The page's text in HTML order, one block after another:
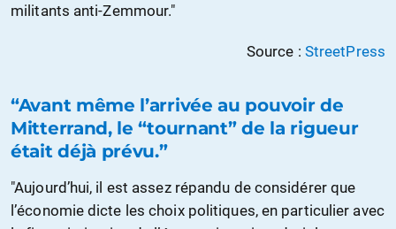
militants anti-Zemmour."
Source : StreetPress
“Avant même l’arrivée au pouvoir de
Mitterrand, le “tournant” de la rigueur
était déjà prévu.”
"Aujourd’hui, il est assez répandu de considérer que
l’économie dicte les choix politiques, en particulier avec